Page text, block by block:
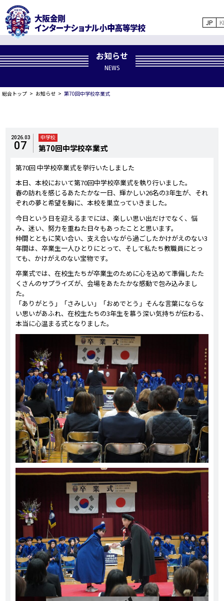
お知らせ
NEWS
総合トップ お知らせ 第70回中学校卒業式
JP
2026.03
07
中学校
第70回中学校卒業式
第70回 中学校卒業式を挙行いたしました
本日、本校において第70回中学校卒業式を執り行いました。
春の訪れを感じるあたたかな一日、輝かしい26名の3年生が、それ
ぞれの夢と希望を胸に、本校を巣立っていきました。
今日という日を迎えるまでには、楽しい思い出だけでなく、悩
み、迷い、努力を重ねた日々もあったことと思います。
仲間とともに笑い合い、支え合いながら過ごしたかけがえのない3
年間は、卒業生一人ひとりにとって、そして私たち教職員にとっ
ても、かけがえのない宝物です。
卒業式では、在校生たちが卒業生のために心を込めて準備したた
くさんのサプライズが、会場をあたたかな感動で包み込みまし
た。
「ありがとう」「さみしい」「おめでとう」――そんな言葉にならな
い思いがあふれ、在校生たちの3年生を慕う深い気持ちが伝わる、
本当に心温まる式となりました。